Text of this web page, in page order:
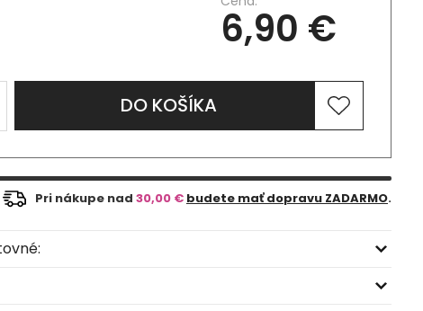
6,90 €
DO KOŠÍKA
Pri nákupe nad 30,00 € budete mať dopravu ZADARMO.